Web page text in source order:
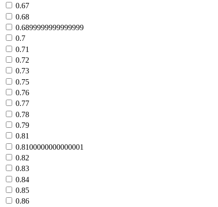
0.67
0.68
0.6899999999999999
0.7
0.71
0.72
0.73
0.75
0.76
0.77
0.78
0.79
0.81
0.8100000000000001
0.82
0.83
0.84
0.85
0.86